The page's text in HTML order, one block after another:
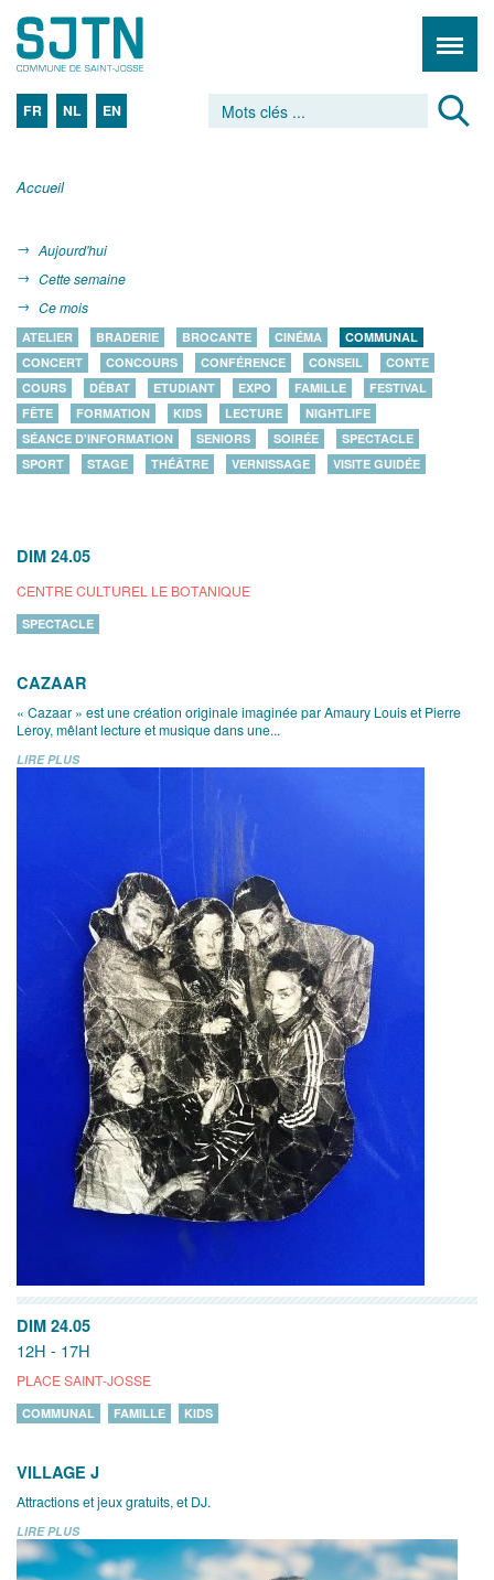
FR NL EN
Accueil
Aujourd'hui
Cette semaine
Ce mois
ATELIER BRADERIE BROCANTE CINÉMA
COMMUNAL
CONCERT
CONCOURS CONFÉRENCE CONSEIL
CONTE
COURS
DÉBAT ETUDIANT EXPO FAMILLE
FESTIVAL
FÊTE
FORMATION KIDS LECTURE
NIGHTLIFE
SÉANCE D'INFORMATION
SENIORS SOIRÉE
SPECTACLE
SPORT
STAGE THÉÂTRE VERNISSAGE VISITE GUIDÉE
DIM 24.05
CENTRE CULTUREL LE BOTANIQUE
SPECTACLE
CAZAAR
« Cazaar » est une création originale imaginée par Amaury Louis et Pierre
Leroy, mêlant lecture et musique dans une...
LIRE PLUS
DIM 24.05
12H - 17H
PLACE SAINT-JOSSE
COMMUNAL FAMILLE KIDS
VILLAGE J
Attractions et jeux gratuits, et DJ.
LIRE PLUS